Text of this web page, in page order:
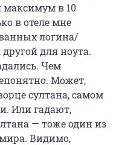
максимум в 10
в отеле мне
логина/
для ноута.
Чем
Может,
султана, самом
Или гадают,
— тоже один из
Видимо,